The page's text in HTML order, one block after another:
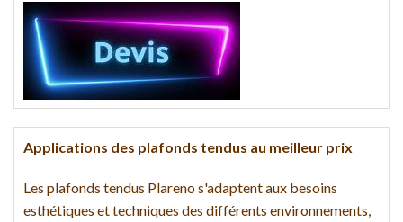
Applications des plafonds tendus au meilleur prix
Les plafonds tendus Plareno s'adaptent aux besoins
esthétiques et techniques des différents environnements,